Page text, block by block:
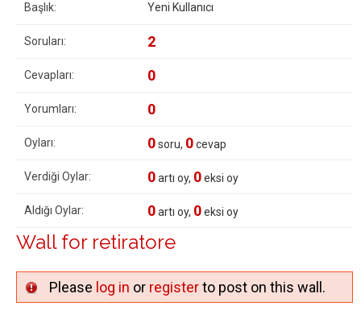
Başlık: Yeni Kullanıcı
Soruları: 2
Cevapları: 0
Yorumları: 0
Oyları: 0soru, 0cevap
Verdiği Oylar: 0artı oy, 0eksi oy
Aldığı Oylar: 0artı oy, 0eksi oy
Wall for retiratore
Please log in or registerto post on this wall.